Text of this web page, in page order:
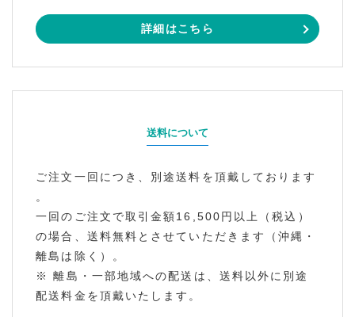
詳細はこちら
送料について
ご注文一回につき、別途送料を頂戴しております
。
一回のご注文で取引金額16,500円以上（税込）
の場合、送料無料とさせていただきます（沖縄・
離島は除く）。
※ 離島・一部地域への配送は、送料以外に別途
配送料金を頂戴いたします。